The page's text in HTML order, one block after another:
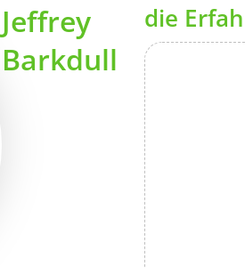
Jeffrey
Barkdull
die